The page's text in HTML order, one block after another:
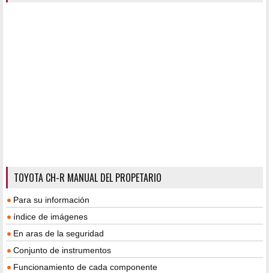
TOYOTA CH-R MANUAL DEL PROPETARIO
Para su información
índice de imágenes
En aras de la seguridad
Conjunto de instrumentos
Funcionamiento de cada componente